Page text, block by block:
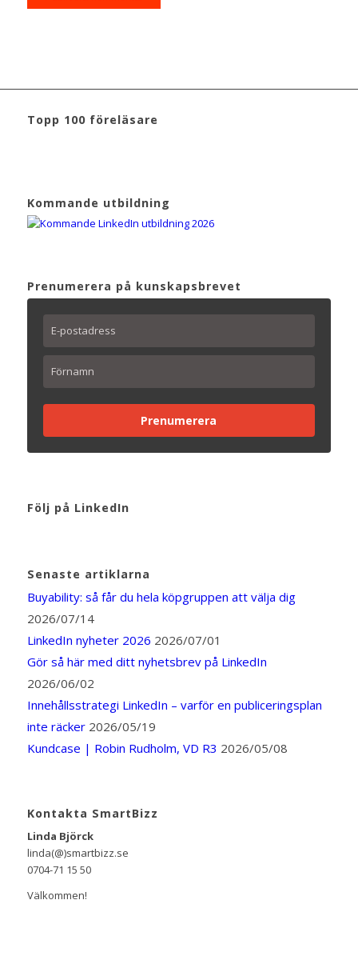
Topp 100 föreläsare
Kommande utbildning
Prenumerera på kunskapsbrevet
Prenumerera
Följ på LinkedIn
Senaste artiklarna
Buyability: så får du hela köpgruppen att välja dig
2026/07/14
LinkedIn nyheter 2026 2026/07/01
Gör så här med ditt nyhetsbrev på LinkedIn
2026/06/02
Innehållsstrategi LinkedIn – varför en publiceringsplan
inte räcker 2026/05/19
Kundcase | Robin Rudholm, VD R3 2026/05/08
Kontakta SmartBizz
Linda Björck
linda(@)smartbizz.se
0704-71 15 50
Välkommen!